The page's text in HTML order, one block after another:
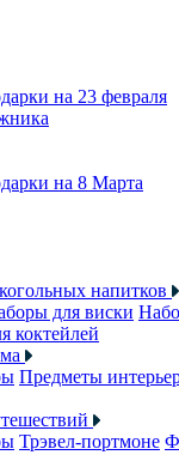
на 23 февраля
на 8 Марта
напитков
для виски
коктейлей
Предметы
Трэвел-портмоне